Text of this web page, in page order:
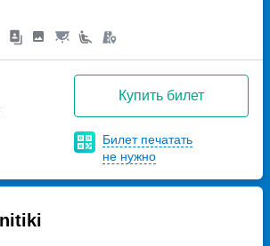
Купить билет
Билет печатать
не нужно